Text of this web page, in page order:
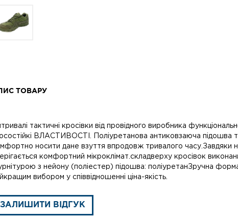
ТОВАРУ
тактичні кросівки від провідного виробника
ВЛАСТИВОСТІ. Поліуретанова антиковзаюча підошва
носити дане взуття впродовж тривалого часу.Завдяки
комфортний мікроклімат.складверху кросівок
з нейону (поліестер) підошва: поліуретанЗручна
вибором у співвідношенні ціна-якість.
ЗАЛИШИТИ ВІДГУК